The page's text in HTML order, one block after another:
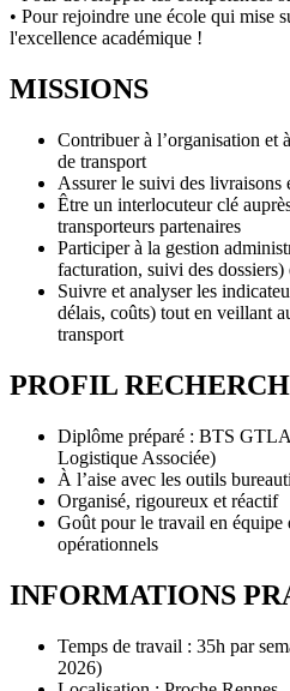
• Pour rejoindre une école qui mise
l'excellence académique !
MISSIONS
Contribuer à l’organisation et
de transport
Assurer le suivi des livraisons
Être un interlocuteur clé
transporteurs partenaires
Participer à la gestion
facturation, suivi des
Suivre et analyser les
délais, coûts) tout en veillant
transport
PROFIL
Diplôme préparé : BTS
Logistique Associée)
À l’aise avec les outils
Organisé, rigoureux et réactif
Goût pour le travail en équipe
opérationnels
INFORMATIONS
Temps de travail : 35h par
2026)